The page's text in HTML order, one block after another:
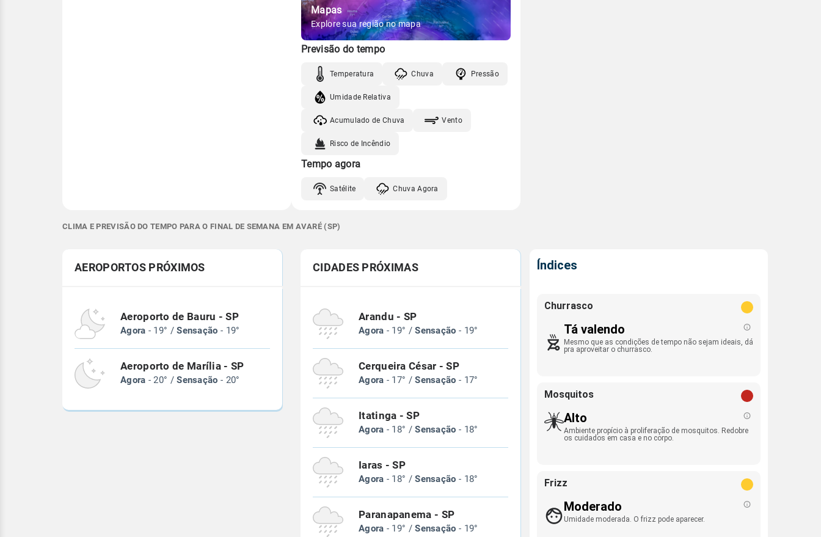
Mapas
Explore sua região no mapa
Previsão do tempo
Temperatura Chuva Pressão
Umidade Relativa
Acumulado de Chuva Vento
Risco de Incêndio
Tempo agora
Satélite Chuva Agora
CLIMA E PREVISÃO DO TEMPO PARA O FINAL DE SEMANA EM AVARÉ (SP)
AEROPORTOS PRÓXIMOS
Aeroporto de Bauru - SP
Agora - 19° /Sensação - 19°
Aeroporto de Marília - SP
Agora - 20° /Sensação - 20°
CIDADES PRÓXIMAS
Arandu - SP
Agora - 19° /Sensação - 19°
Cerqueira César - SP
Agora - 17° /Sensação - 17°
Itatinga - SP
Agora - 18° /Sensação - 18°
Iaras - SP
Agora - 18° /Sensação - 18°
Paranapanema - SP
Agora - 19° /Sensação - 19°
Índices
Churrasco
Tá valendo
Mesmo que as condições de tempo não sejam ideais, dá
pra aproveitar o churrasco.
Mosquitos
Alto
Ambiente propício à proliferação de mosquitos. Redobre
os cuidados em casa e no corpo.
Frizz
Moderado
Umidade moderada. O frizz pode aparecer.